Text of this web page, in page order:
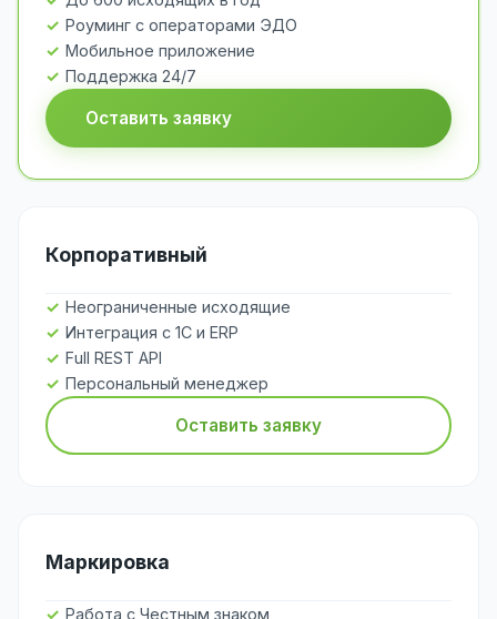
Роуминг с операторами ЭДО
Мобильное приложение
Поддержка 24/7
Оставить заявку
Корпоративный
Неограниченные исходящие
Интеграция с 1С и ERP
Full REST API
Персональный менеджер
Оставить заявку
Маркировка
Работа с Честным знаком